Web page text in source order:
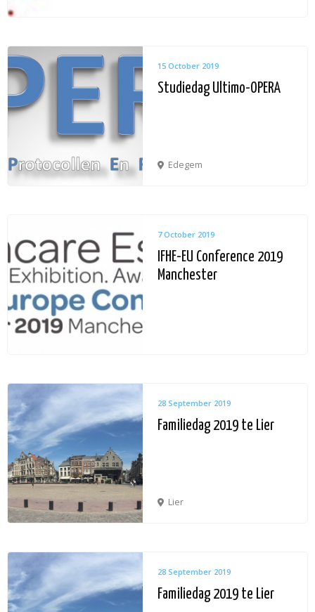
15 October 2019
Studiedag Ultimo-OPERA
Edegem
7 October 2019
IFHE-EU Conference 2019
Manchester
28 September 2019
Familiedag 2019 te Lier
Lier
28 September 2019
Familiedag 2019 te Lier